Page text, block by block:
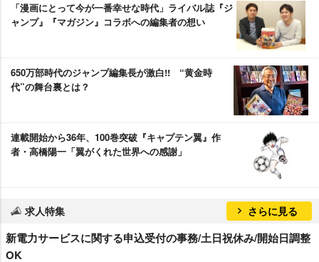
「漫画にとって今が一番幸せな時代」ライバル誌『ジ
ャンプ』『マガジン』コラボへの編集者の想い
650万部時代のジャンプ編集長が激白!! “黄金時
代”の舞台裏とは？
連載開始から36年、100巻突破『キャプテン翼』作
者・高橋陽一「翼がくれた世界への感謝」
求人特集 さらに見る
新電力サービスに関する申込受付の事務/土日祝休み/開始日調整
OK